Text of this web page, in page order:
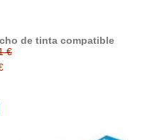
de tinta compatible
€